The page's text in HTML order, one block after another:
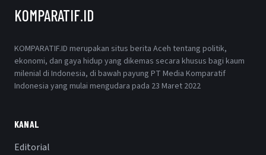
KOMPARATIF.ID
KOMPARATIF.ID merupakan situs berita Aceh tentang politik,
ekonomi, dan gaya hidup yang dikemas secara khusus bagi kaum
milenial di Indonesia, di bawah payung PT Media Komparatif
Indonesia yang mulai mengudara pada 23 Maret 2022
KANAL
Editorial